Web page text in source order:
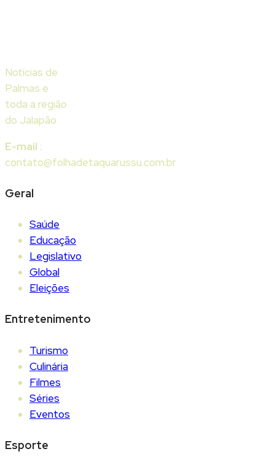
Notícias de
Palmas e
toda a região
do Jalapão
E-mail :
contato@folhadetaquarussu.com.br
Geral
Saúde
Educação
Legislativo
Global
Eleições
Entretenimento
Turismo
Culinária
Filmes
Séries
Eventos
Esporte